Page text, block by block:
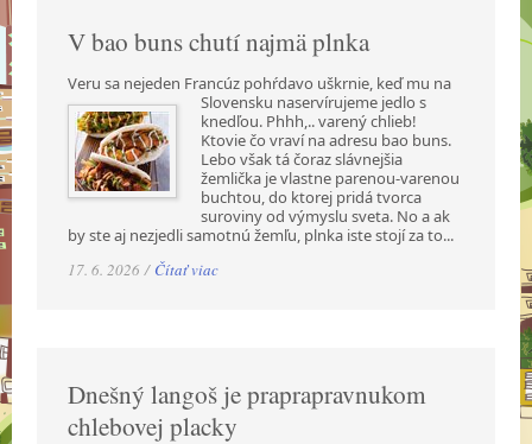
V bao buns chutí najmä plnka
Veru sa nejeden Francúz pohŕdavo uškrnie, keď mu na
Slovensku naservírujeme jedlo s
knedľou. Phhh,.. varený chlieb!
Ktovie čo vraví na adresu bao buns.
Lebo však tá čoraz slávnejšia
žemlička je vlastne parenou-varenou
buchtou, do ktorej pridá tvorca
suroviny od výmyslu sveta. No a ak
by ste aj nezjedli samotnú žemľu, plnka iste stojí za to...
17. 6. 2026 / Čítať viac
Dnešný langoš je praprapravnukom
chlebovej placky